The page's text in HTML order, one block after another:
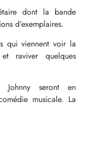
dont la bande
d’exemplaires.
qui viennent voir la
raviver quelques
seront en
musicale. La